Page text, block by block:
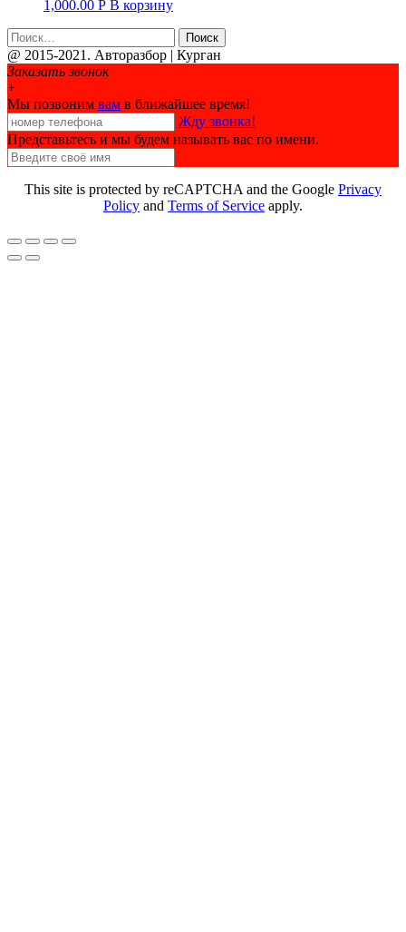
1,000.00 Р В корзину
Найти:
@ 2015-2021. Авторазбор | Курган
Дополнительное
меню
Заказать звонок
+
Мы позвоним вам в ближайшее время!
Жду звонка!
Представьтесь и мы будем называть вас по имени.
This site is protected by reCAPTCHA and the Google Privacy
Policy and Terms of Service apply.